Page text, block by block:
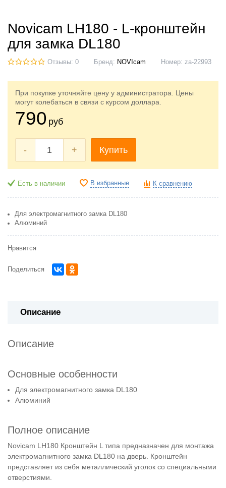
Novicam LH180 - L-кронштейн
для замка DL180
Отзывы: 0 Бренд: NOVIcam Номер: za-22993
При покупке уточняйте цену у администратора. Цены
могут колебаться в связи с курсом доллара.
790 руб
- + Купить
Есть в наличии В избранные К сравнению
Для электромагнитного замка DL180
Алюминий
Нравится
Поделиться
Описание
Описание
Основные особенности
Для электромагнитного замка DL180
Алюминий
Полное описание
Novicam LH180 Кронштейн L типа предназначен для монтажа
электромагнитного замка DL180 на дверь. Кронштейн
представляет из себя металлический уголок со специальными
отверстиями.